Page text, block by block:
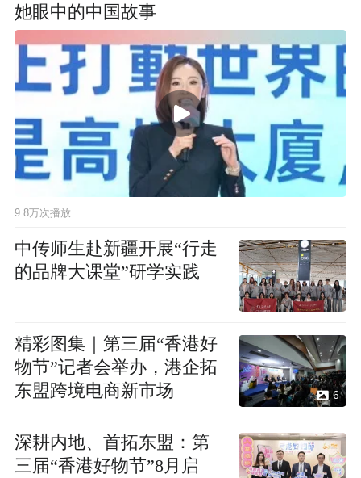
她眼中的中国故事
9.8万次播放
中传师生赴新疆开展“行走
的品牌大课堂”研学实践
精彩图集｜第三届“香港好
物节”记者会举办，港企拓
东盟跨境电商新市场
6
深耕内地、首拓东盟：第
三届“香港好物节”8月启